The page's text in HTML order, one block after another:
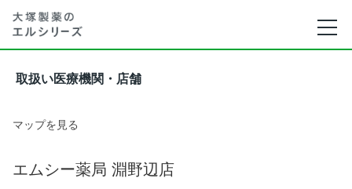
取扱い医療機関・店舗
マップを見る
エムシー薬局 淵野辺店